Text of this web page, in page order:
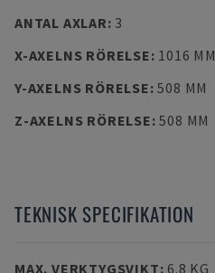
ANTAL AXLAR: 3
X-AXELNS RÖRELSE: 1016 MM
Y-AXELNS RÖRELSE:508 MM
Z-AXELNS RÖRELSE:508 MM
TEKNISK SPECIFIKATION
MAX. VERKTYGSVIKT: 6.8 KG